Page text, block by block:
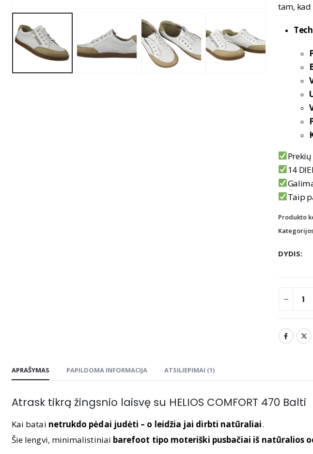
tam,
14
Taip
Produkto
DYDIS
APRAŠYMAS PAPILDOMA INFORMACIJA ATSILIEPIMAI (1)
Atrask tikrą žingsnio laisvę su HELIOS COMFORT 470 Balti
Kai batai netrukdo pėdai judėti – o leidžia jai dirbti natūraliai.
Šie lengvi, minimalistiniai barefoot tipo moteriški pusbačiai iš natūralios